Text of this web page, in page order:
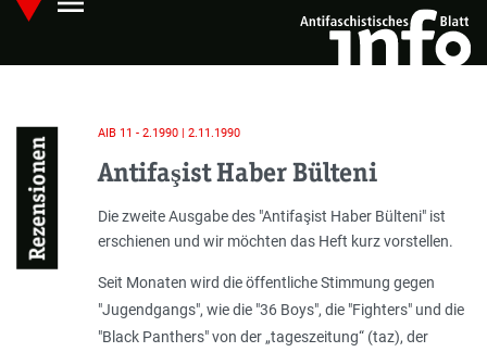
Skip
main
Hauptmenü öffnen
Rezensionen
AIB 11 - 2.1990 | 2.11.1990
Antifaşist Haber Bülteni
Einleitung
Die zweite Ausgabe des "Antifaşist Haber Bülteni" ist
erschienen und wir möchten das Heft kurz vorstellen.
Seit Monaten wird die öffentliche Stimmung gegen
"Jugendgangs", wie die "36 Boys", die "Fighters" und die
"Black Panthers" von der „tageszeitung“ (taz), der